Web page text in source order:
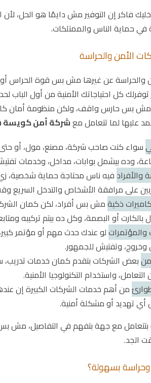
فاكر إن التوفير مش دايمًا هو الحل،
حماية الناس والممتلكات.
الأمن والحراسة
والحراسة عن غيرها مش بس قوة الحراس أو
كل احتياجاتك الأمنية من أول
بس حارس واقف، ولكن منظومة أمان كاملة،
عليها لما تتعامل معشركة أمن كويسة
سواء كنت صاحب شركة، مصنع، مول، أو حتى
وده بيشمل بوابات، مداخل، وخدمات
والأفراد فيه ناس محتاجة حماية شخصية، زي
على مرافقة الأشخاص والتدخل السريع
ذكيةمش بس أفراد، لكن كمان
بالكارت أو البصمة، وكل ده بيتم تركيبه
والمؤتمراتلو عندك حدث مهم أو مؤتمر
وخروج، وتفتيش للجمهور.
بعض الشركات بتقدم كمان خدمات تدريب،
واستخدام التكنولوجيا الأمنية.
من أهم خدمات الشركات الكبيرة إن
تهديد أو مشكلة أمنية.
بتتعامل مع جهة بتفهم في التفاصيل، مش
الجد.
بسهولة؟